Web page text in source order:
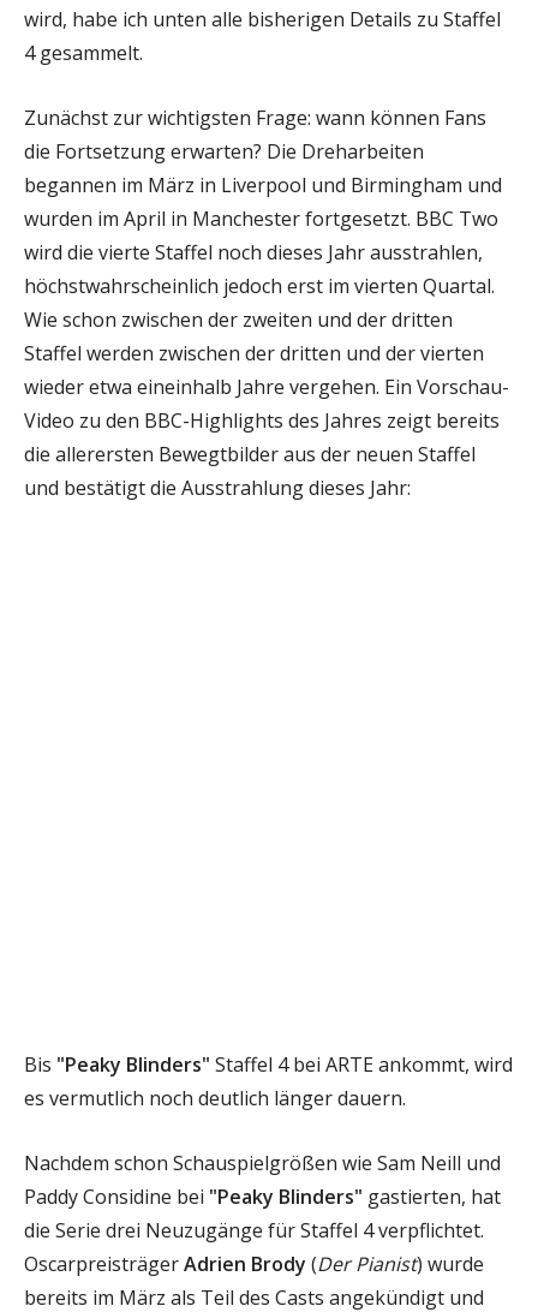
wird, habe ich unten alle bisherigen Details zu Staffel
4 gesammelt.
Zunächst zur wichtigsten Frage: wann können Fans
die Fortsetzung erwarten? Die Dreharbeiten
begannen im März in Liverpool und Birmingham und
wurden im April in Manchester fortgesetzt. BBC Two
wird die vierte Staffel noch dieses Jahr ausstrahlen,
höchstwahrscheinlich jedoch erst im vierten Quartal.
Wie schon zwischen der zweiten und der dritten
Staffel werden zwischen der dritten und der vierten
wieder etwa eineinhalb Jahre vergehen. Ein Vorschau-
Video zu den BBC-Highlights des Jahres zeigt bereits
die allerersten Bewegtbilder aus der neuen Staffel
und bestätigt die Ausstrahlung dieses Jahr:
Bis "Peaky Blinders" Staffel 4 bei ARTE ankommt, wird
es vermutlich noch deutlich länger dauern.
Nachdem schon Schauspielgrößen wie Sam Neill und
Paddy Considine bei "Peaky Blinders" gastierten, hat
die Serie drei Neuzugänge für Staffel 4 verpflichtet.
OscarpreisträgerAdrien Brody (Der Pianist) wurde
bereits im März als Teil des Casts angekündigt und